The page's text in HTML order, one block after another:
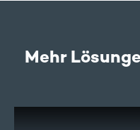
Mehr